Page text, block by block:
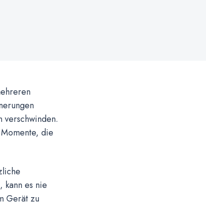
verschwinden.
die
kann es nie
Gerät zu